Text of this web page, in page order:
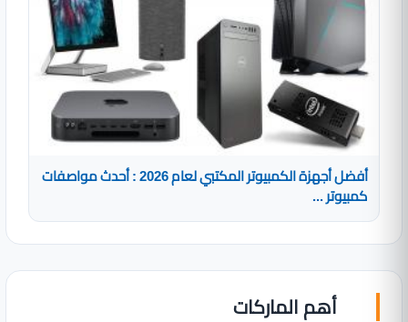
أفضل أجهزة الكمبيوتر المكتبي لعام 2026 : أحدث مواصفات
كمبيوتر ...
أهم الماركات